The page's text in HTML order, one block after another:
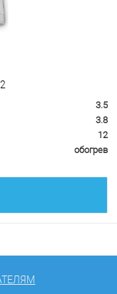
3.5
3.8
12
обогрев